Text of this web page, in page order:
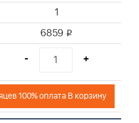
1
6859 i
- +
100% оплата В корзину